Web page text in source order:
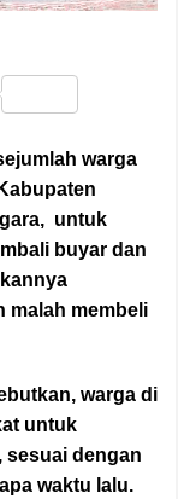
Share
warga
untuk
buyar dan
malah membeli
warga di
untuk
sesuai dengan
waktu lalu.